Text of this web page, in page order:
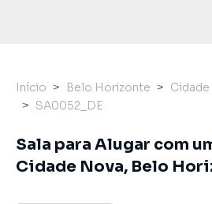
Início Belo Horizonte
SA0052_DE
Sala para Alugar com
Cidade Nova, Belo